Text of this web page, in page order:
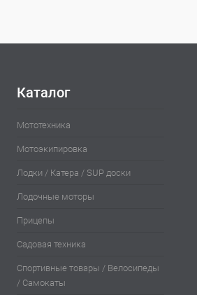
Каталог
Мототехника
Мотоэкипировка
Лодки / Катера / SUP доски
Лодочные моторы
Прицепы
Садовая техника
Спортивные товары / Велосипеды
/ Самокаты